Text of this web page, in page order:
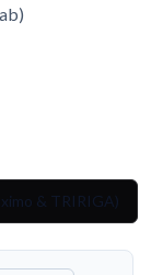
& TRIRIGA)